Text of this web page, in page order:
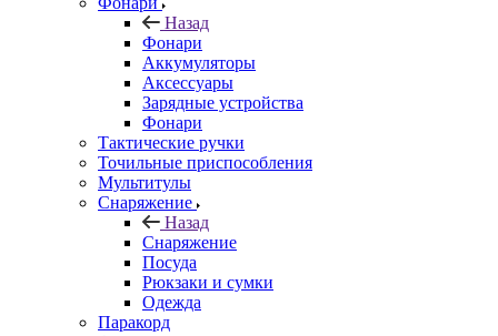
Назад
Фонари
Аккумуляторы
Аксессуары
Зарядные устройства
Фонари
Тактические ручки
Точильные приспособления
Мультитулы
Снаряжение
Назад
Снаряжение
Посуда
Рюкзаки и сумки
Одежда
Паракорд